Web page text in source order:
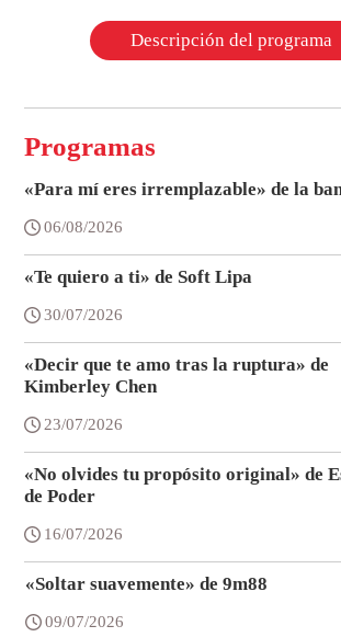
Descripción del programa
Programas
«Para mí eres irremplazable» de la
06/08/2026
«Te quiero a ti» de Soft Lipa
30/07/2026
«Decir que te amo tras la ruptura» de
Kimberley Chen
23/07/2026
«No olvides tu propósito original» de
de Poder
16/07/2026
«Soltar suavemente» de 9m88
09/07/2026